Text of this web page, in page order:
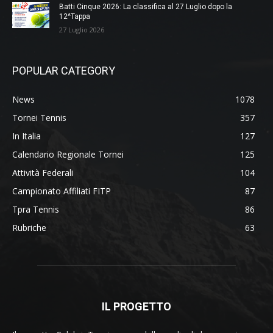
Batti Cinque 2026: La classifica al 27 Luglio dopo la
12^Tappa
27 Luglio 2026
POPULAR CATEGORY
News
1078
Tornei Tennis
357
In Italia
127
Calendario Regionale Tornei
125
Attività Federali
104
Campionato Affiliati FITP
87
Tpra Tennis
86
Rubriche
63
IL PROGETTO